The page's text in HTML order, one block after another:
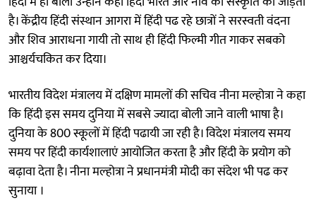
है। केंद्रीय हिंदी संस्थान आगरा में हिंदी पढ रहे छात्रों ने सरस्वती वंदना
और शिव आराधना गायी तो साथ ही हिंदी फिल्मी गीत गाकर सबको
आश्चर्यचकित कर दिया।
भारतीय विदेश मंत्रालय में दक्षिण मामलों की सचिव नीना मल्होत्रा ने कहा
कि हिंदी इस समय दुनिया में सबसे ज्यादा बोली जाने वाली भाषा है।
दुनिया के 800 स्कूलों में हिंदी पढायी जा रही है। विदेश मंत्रालय समय
समय पर हिंदी कार्यशालाएं आयोजित करता है और हिंदी के प्रयोग को
बढ़ावा देता है। नीना मल्होत्रा ने प्रधानमंत्री मोदी का संदेश भी पढ कर
सुनाया ।